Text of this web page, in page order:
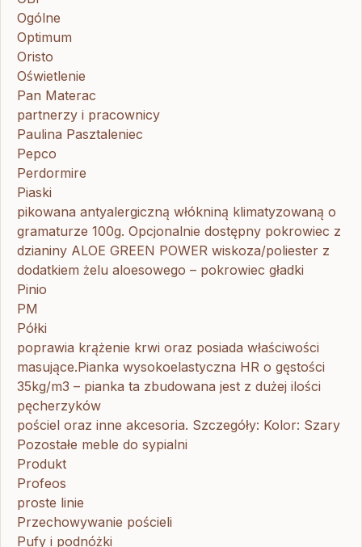
Ogólne
Optimum
Oristo
Oświetlenie
Pan Materac
partnerzy i pracownicy
Paulina Pasztaleniec
Pepco
Perdormire
Piaski
pikowana antyalergiczną włókniną klimatyzowaną o
gramaturze 100g. Opcjonalnie dostępny pokrowiec z
dzianiny ALOE GREEN POWER wiskoza/poliester z
dodatkiem żelu aloesowego – pokrowiec gładki
Pinio
PM
Półki
poprawia krążenie krwi oraz posiada właściwości
masujące.Pianka wysokoelastyczna HR o gęstości
35kg/m3 – pianka ta zbudowana jest z dużej ilości
pęcherzyków
pościel oraz inne akcesoria. Szczegóły: Kolor: Szary
Pozostałe meble do sypialni
Produkt
Profeos
proste linie
Przechowywanie pościeli
Pufy i podnóżki